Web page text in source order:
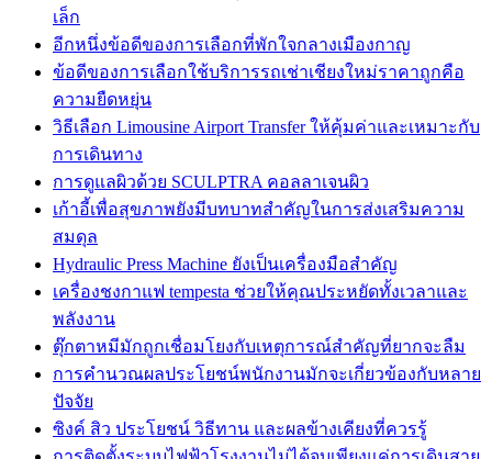
เล็ก
อีกหนึ่งข้อดีของการเลือกที่พักใจกลางเมืองกาญ
ข้อดีของการเลือกใช้บริการรถเช่าเชียงใหม่ราคาถูกคือ
ความยืดหยุ่น
วิธีเลือก Limousine Airport Transfer ให้คุ้มค่าและเหมาะกับ
การเดินทาง
การดูแลผิวด้วย SCULPTRA คอลลาเจนผิว
เก้าอี้เพื่อสุขภาพยังมีบทบาทสำคัญในการส่งเสริมความ
สมดุล
Hydraulic Press Machine ยังเป็นเครื่องมือสำคัญ
เครื่องชงกาแฟ tempesta ช่วยให้คุณประหยัดทั้งเวลาและ
พลังงาน
ตุ๊กตาหมีมักถูกเชื่อมโยงกับเหตุการณ์สำคัญที่ยากจะลืม
การคำนวณผลประโยชน์พนักงานมักจะเกี่ยวข้องกับหลาย
ปัจจัย
ซิงค์ สิว ประโยชน์ วิธีทาน และผลข้างเคียงที่ควรรู้